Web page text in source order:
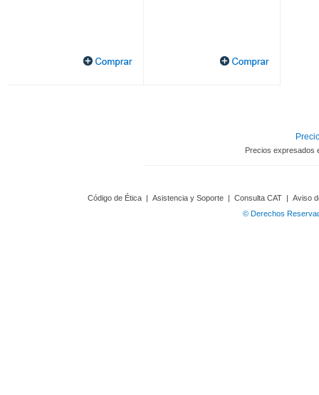
Precios expresados
Código de Ética | Asistencia y Soporte | Consulta CAT | Aviso
© Derechos